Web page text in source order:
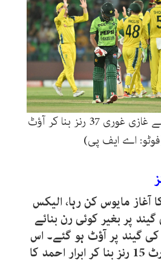
پاکستان کی جانب سے غازی غوری 37 رنز بنا کر آؤٹ
اے ایف پی)
آغاز مایوس کن رہا، الیکس
پر بغیر کوئی رن بنائے
کی گیند پر آؤٹ ہو گئے۔ اس
کے بعد میتھیو شارٹ 15 رنز بنا کر ابرار احمد کا